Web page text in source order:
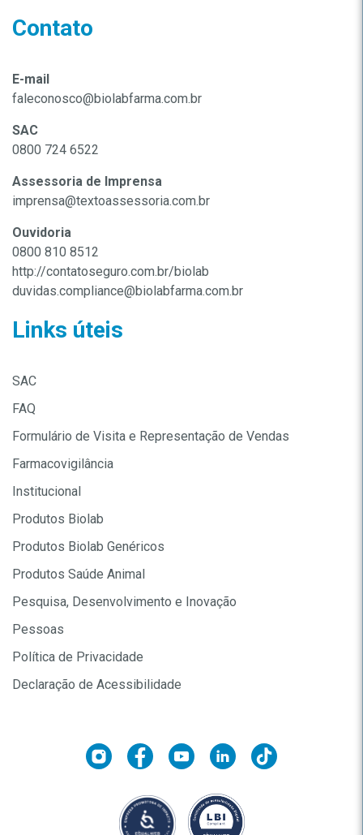
Contato
E-mail
faleconosco@biolabfarma.com.br
SAC
0800 724 6522
Assessoria de Imprensa
imprensa@textoassessoria.com.br
Ouvidoria
0800 810 8512
http://contatoseguro.com.br/biolab
duvidas.compliance@biolabfarma.com.br
Links úteis
SAC
FAQ
Formulário de Visita e Representação de Vendas
Farmacovigilância
Institucional
Produtos Biolab
Produtos Biolab Genéricos
Produtos Saúde Animal
Pesquisa, Desenvolvimento e Inovação
Pessoas
Política de Privacidade
Declaração de Acessibilidade